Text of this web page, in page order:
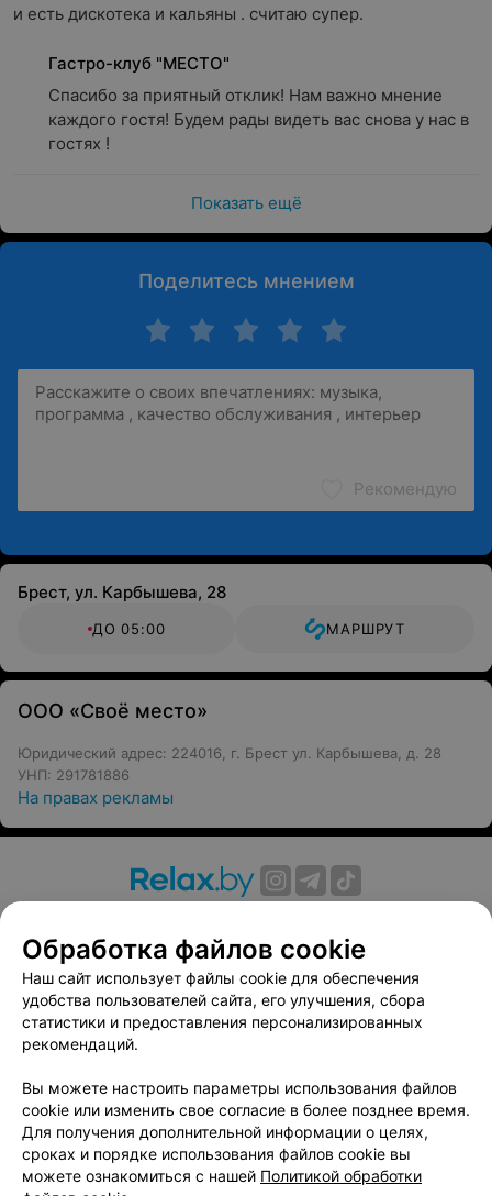
Вход в заведение по пятницам и субботам после 22:00
и есть дискотека и кальяны . считаю супер.
Гастро-клуб "МЕСТО"
Спасибо за приятный отклик! Нам важно мнение
каждого гостя! Будем рады видеть вас снова у нас в
гостях !
Показать ещё
Поделитесь мнением
Рекомендую
Брест, ул. Карбышева, 28
ДО 05:00 МАРШРУТ
ООО «Своё место»
Юридический адрес: 224016, г. Брест ул. Карбышева, д. 28
УНП: 291781886
На правах рекламы
Вакансии
Публичный договор
Способы оплаты
Публичный договор по использованию сервиса
«Афиша»
Пользовательское соглашение
Связаться по вопросам сотрудничества
Написать руководителю relax.by
Персональные настройки cookie
Обработка персональных данных
Обработка файлов cookie
Наш сайт использует файлы cookie для обеспечения
удобства пользователей сайта, его улучшения, сбора
статистики и предоставления персонализированных
рекомендаций.
Вы можете настроить параметры использования файлов
cookie или изменить свое согласие в более позднее время.
Для получения дополнительной информации о целях,
сроках и порядке использования файлов cookie вы
можете ознакомиться с нашей Политикой обработки